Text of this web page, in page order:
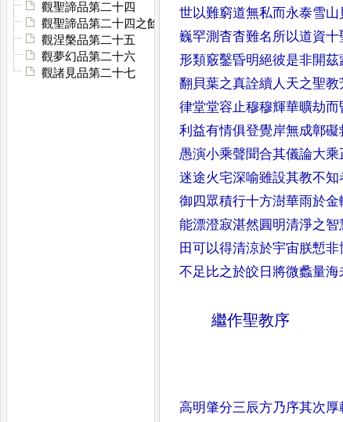
觀聖諦品第二十四
觀聖諦品第二十四之餘
觀涅槃品第二十五
觀夢幻品第二十六
觀諸見品第二十七
世以難窮道無私而永泰雪山
巍罕測杳杳難名所以道資
形類竅鑿昏明絕彼是非開
翻 貝葉之真詮續人天之聖教
律堂堂容止穆穆輝華曠劫而
利益有情俱登覺岸無成鄣礙
愚演小乘聲聞合其儀論大
迷途火宅深喻雖設其教不知
御四眾積行十方澍華雨於金
能漂澄寂湛然圓明清淨之智
田可以得清涼於宇宙朕慙非
不足比之於皎日將微蠡量海
繼作聖教序
高明肇分三辰方乃序其次厚